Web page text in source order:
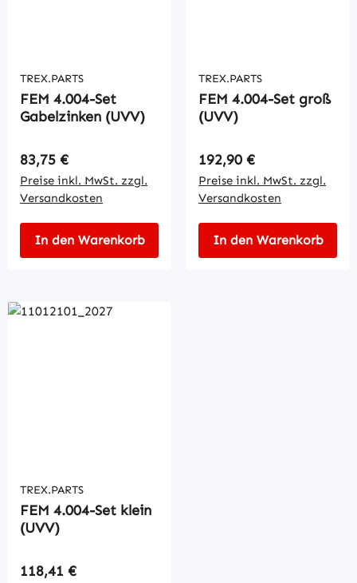
TREX.PARTS
FEM 4.004-Set
Gabelzinken (UVV)
Regulärer Preis:
83,75 €
Preise inkl. MwSt. zzgl.
Versandkosten
In den Warenkorb
TREX.PARTS
FEM 4.004-Set groß
(UVV)
Regulärer Preis:
192,90 €
Preise inkl. MwSt. zzgl.
Versandkosten
In den Warenkorb
TREX.PARTS
FEM 4.004-Set klein
(UVV)
Regulärer Preis:
118,41 €